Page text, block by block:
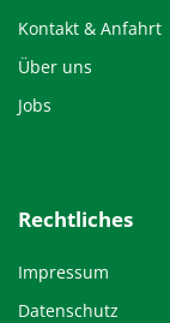
Kontakt & Anfahrt
Über uns
Jobs
Rechtliches
Impressum
Datenschutz